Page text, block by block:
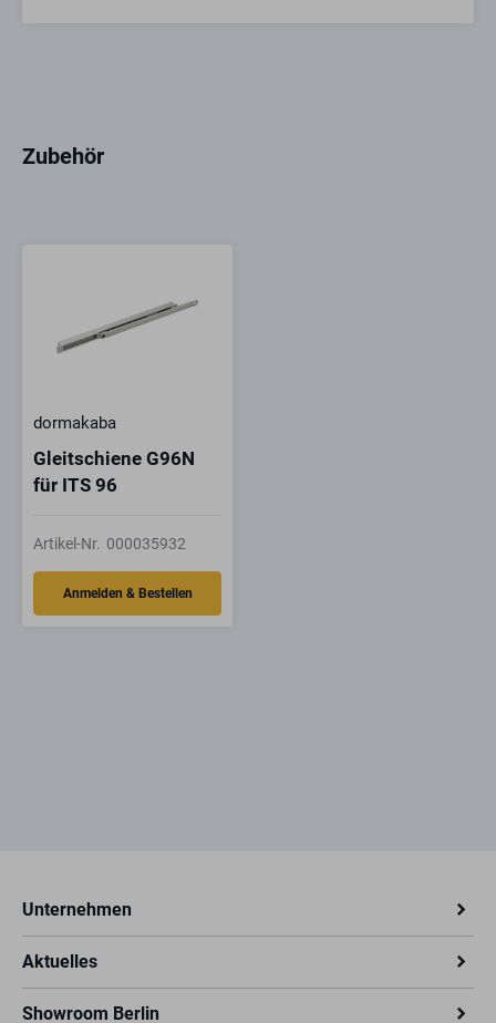
Zubehör
dormakaba
Gleitschiene G96N
für ITS 96
Artikel-Nr. 000035932
Unternehmen
Aktuelles
Showroom Berlin